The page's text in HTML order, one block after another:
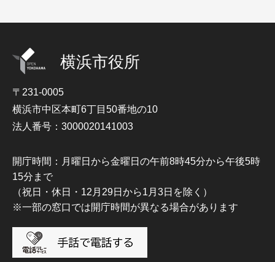
横浜市役所
〒231-0005
横浜市中区本町6丁目50番地の10
法人番号：3000020141003
開庁時間：月曜日から金曜日の午前8時45分から午後5時
15分まで
（祝日・休日・12月29日から1月3日を除く）
※一部の窓口では開庁時間が異なる場合があります